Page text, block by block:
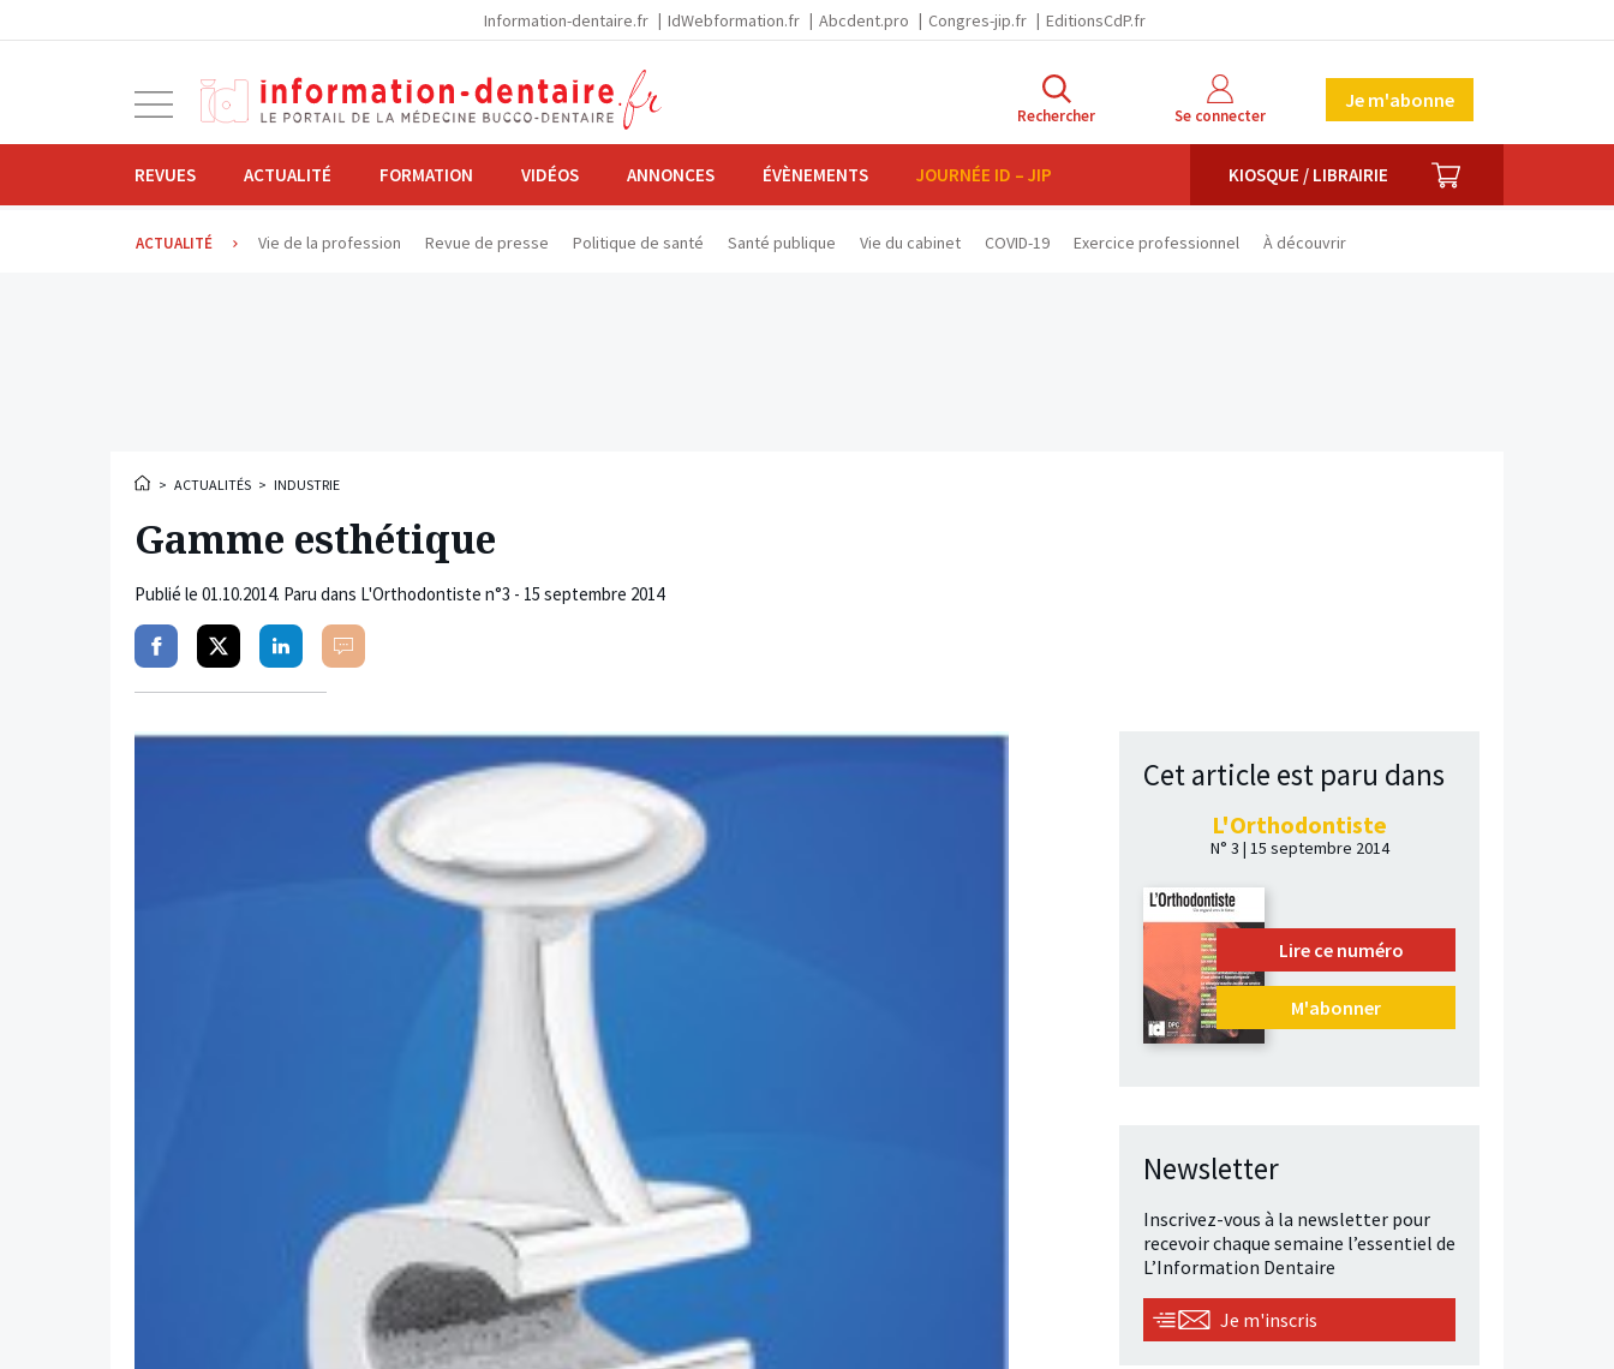
Information-dentaire.fr IdWebformation.fr Abcdent.pro Congres-jip.fr EditionsCdP.fr
navigation
Rechercher Se connecter
Je m'abonne
REVUES ACTUALITÉ FORMATION VIDÉOS ANNONCES ÉVÈNEMENTS JOURNÉE ID – JIP KIOSQUE / LIBRAIRIE PANIER
ACTUALITÉ Vie de la profession Revue de presse Politique de santé Santé publique Vie du cabinet COVID-19 Exercice professionnel À découvrir
> ACTUALITÉS > INDUSTRIE
Gamme esthétique
Publié le 01.10.2014. Paru dans L'Orthodontiste n°3 - 15 septembre 2014
PartagerPartagerPartagerCommenter
Cet article est paru dans
L'Orthodontiste
N° 3 | 15 septembre 2014
Lire ce numéro
M'abonner
Newsletter
Inscrivez-vous à la newsletter pour
recevoir chaque semaine l’essentiel de
L’Information Dentaire
Je m'inscris